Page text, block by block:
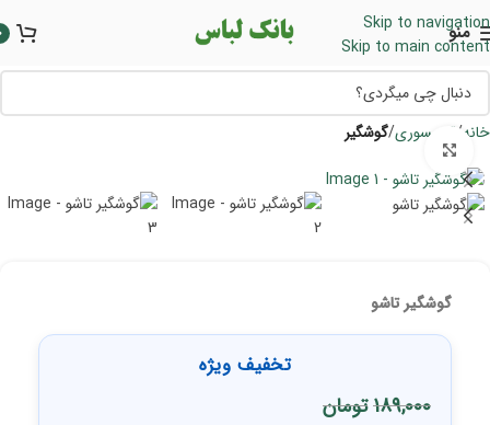
Skip to navigation
Skip to main content
منو
خانه اکسسوری گوشگیر
گوشگیر تاشو
تخفیف ویژه
189,000تومان